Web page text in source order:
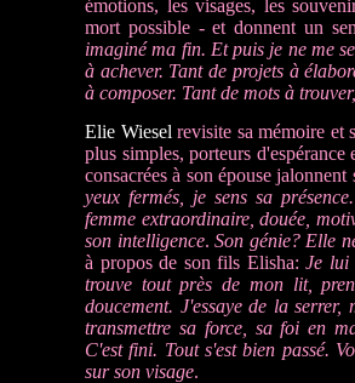
émotions, les visages, les
mort possible - et donnent un
imaginé ma fin. Et puis je ne me
à achever. Tant de projets à
à composer. Tant de mots à
Elie Wiesel revisite sa mémoire et
plus simples, porteurs d'espérance
consacrées à son épouse
yeux fermés, je sens sa
femme extraordinaire, douée,
son intelligence. Son génie? Elle
à propos de son fils Elisha:Je lui
trouve tout près de mon lit,
doucement. J'essaye de la
transmettre sa force, sa foi en
C'est fini. Tout s'est bien passé.
sur son visage.